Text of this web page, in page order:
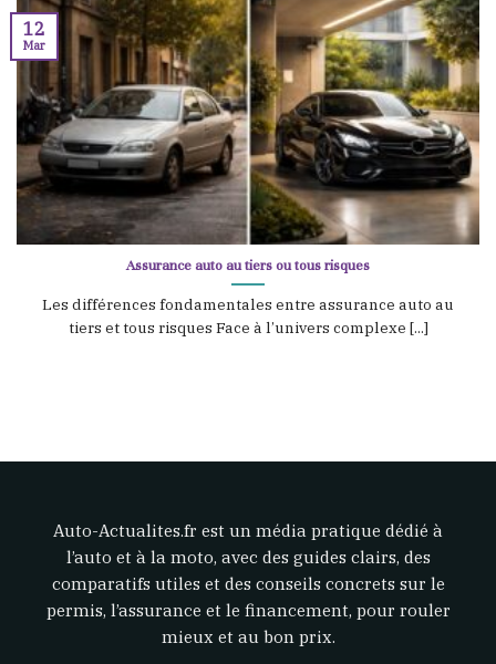
Assurance auto au tiers ou tous risques
Les différences fondamentales entre assurance auto au
tiers et tous risques Face à l’univers complexe [...]
12
Mar
Auto-Actualites.fr est un média pratique dédié à
l’auto et à la moto, avec des guides clairs, des
comparatifs utiles et des conseils concrets sur le
permis, l’assurance et le financement, pour rouler
mieux et au bon prix.